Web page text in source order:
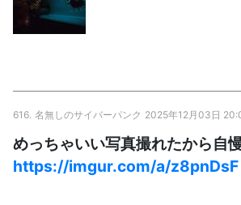
616. 名無しのサイバーパンク 2025年12月03日
めっちゃいい写真撮れたから自
https://imgur.com/a/z8pnDsF